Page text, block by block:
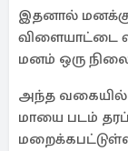
இதனால்
விளையாட்டை
மனம் ஒரு
அந்த வகையில்
மாயை படம்